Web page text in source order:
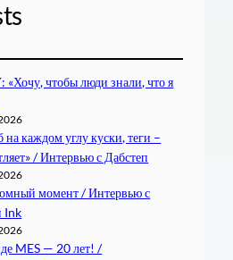
чтобы люди знали, что я
на каждом углу куски, теги –
/ Интервью с Дабстеп
момент / Интервью с
Ink
MES — 20 лет! /